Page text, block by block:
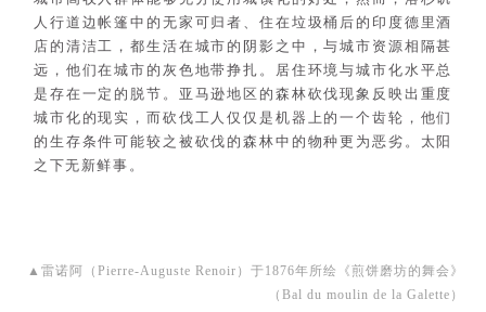
人行道边帐篷中的无家可归者、住在垃圾桶后的印度德里酒
店的清洁工，都生活在城市的阴影之中，与城市资源相隔甚
远，他们在城市的灰色地带挣扎。居住环境与城市化水平总
是存在一定的脱节。亚马逊地区的森林砍伐现象反映出重度
城市化的现实，而砍伐工人仅仅是机器上的一个齿轮，他们
的生存条件可能较之被砍伐的森林中的物种更为恶劣。太阳
之下无新鲜事。
▲ 雷诺阿（Pierre-Auguste Renoir）于1876年所绘《煎饼磨坊的舞会》
（Bal du moulin de la Galette）